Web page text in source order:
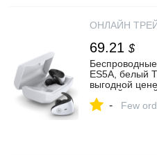
ОНЛАЙН
69.21 $
ES5A, белый
выгодной
- Few